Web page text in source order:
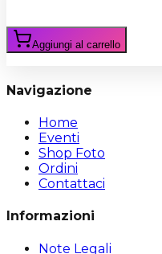
Aggiungi al carrello
Navigazione
Home
Eventi
Shop Foto
Ordini
Contattaci
Informazioni
Note Legali